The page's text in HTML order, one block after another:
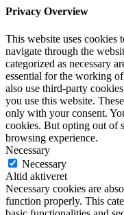
Privacy Overview
This website uses cookies
navigate through the
categorized as necessary
essential for the working
also use third-party
you use this website.
only with your consent.
cookies. But opting out of
browsing experience.
Necessary
Necessary
Altid aktiveret
Necessary cookies are
function properly. This